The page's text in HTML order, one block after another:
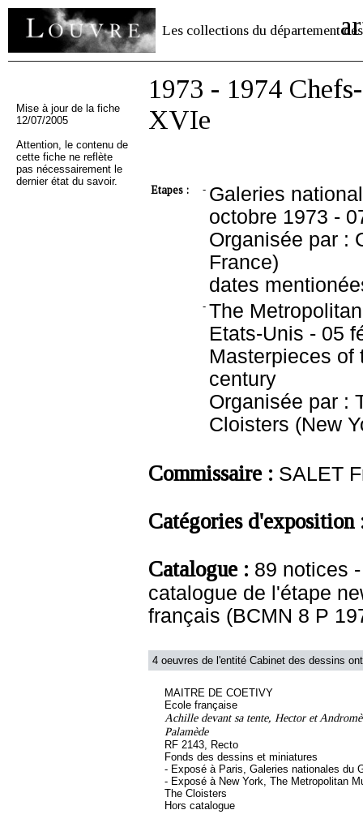
Les collections du département des
Mise à jour de la fiche
12/07/2005
Attention, le contenu de
cette fiche ne reflète
pas nécessairement le
dernier état du savoir.
1973 - 1974
XVIe
Etapes : - Galeries
octobre 1973 -
Organisée par :
France)
dates
- The
Etats-Unis - 05
Masterpieces of
century
Organisée par :
Cloisters (New
Commissaire : SALET
Catégories
Catalogue : 89 notices
catalogue de l'étape
français (BCMN 8 P
4 oeuvres de l'entité Cabinet des dessins
MAITRE DE COETIVY
Ecole française
Achille devant sa tente, Hector et
Palamède
RF 2143, Recto
Fonds des dessins et miniatures
- Exposé à Paris, Galeries nationales du
- Exposé à New York, The Metropolitan
The Cloisters
Hors catalogue